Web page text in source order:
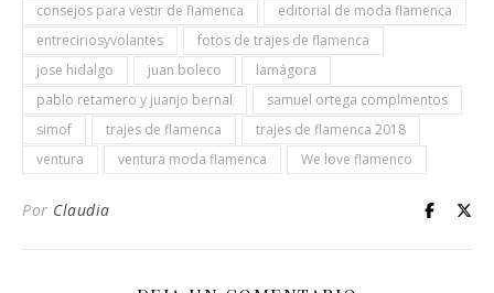
consejos para vestir de flamenca
editorial de moda flamenca
entreciriosyvolantes
fotos de trajes de flamenca
jose hidalgo
juan boleco
lamágora
pablo retamero y juanjo bernal
samuel ortega complmentos
simof
trajes de flamenca
trajes de flamenca 2018
ventura
ventura moda flamenca We love flamenco
Por Claudia